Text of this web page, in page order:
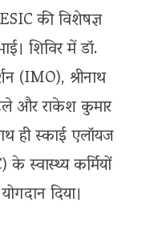
की विशेषज्ञ
शिविर में डॉ.
(IMO), श्रीनाथ
और राकेश कुमार
ही स्काई एलॉयज
कर्मियों
दिया।